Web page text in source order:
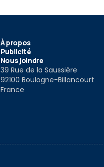
À propos
Publicité
Nous joindre
39 Rue de la Saussière
92100 Boulogne-Billancourt
France